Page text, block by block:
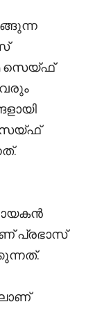
സെയ്ഫ്
പ്രഭാസ്